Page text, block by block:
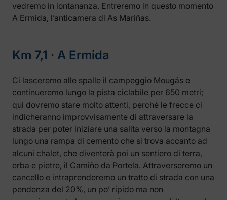
vedremo in lontananza. Entreremo in questo momento
A Ermida, l’anticamera di As Mariñas.
Km 7,1 ‧ A Ermida
Ci lasceremo alle spalle il campeggio Mougás e
continueremo lungo la pista ciclabile per 650 metri;
qui dovremo stare molto attenti, perché le frecce ci
indicheranno improvvisamente di attraversare la
strada per poter iniziare una salita verso la montagna
lungo una rampa di cemento che si trova accanto ad
alcuni chalet, che diventerà poi un sentiero di terra,
erba e pietre, il Camiño da Portela. Attraverseremo un
cancello e intraprenderemo un tratto di strada con una
pendenza del 20%, un po’ ripido ma non